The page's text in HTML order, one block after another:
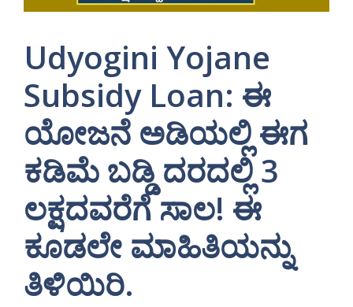
Udyogini Yojane
Subsidy Loan: ಈ
ಯೋಜನೆ ಅಡಿಯಲ್ಲಿ ಈಗ
ಕಡಿಮೆ ಬಡ್ಡಿ ದರದಲ್ಲಿ 3
ಲಕ್ಷದವರೆಗೆ ಸಾಲ! ಈ
ಕೂಡಲೇ ಮಾಹಿತಿಯನ್ನು
ತಿಳಿಯಿರಿ.